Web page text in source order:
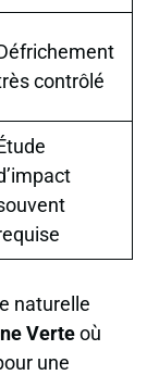
contrôlé
naturelle
Verteoù
une